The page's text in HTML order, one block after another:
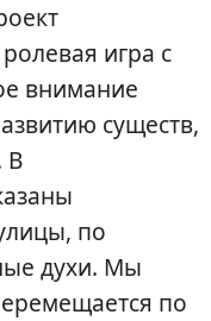
игра с
внимание
существ,
В
по
духи. Мы
по